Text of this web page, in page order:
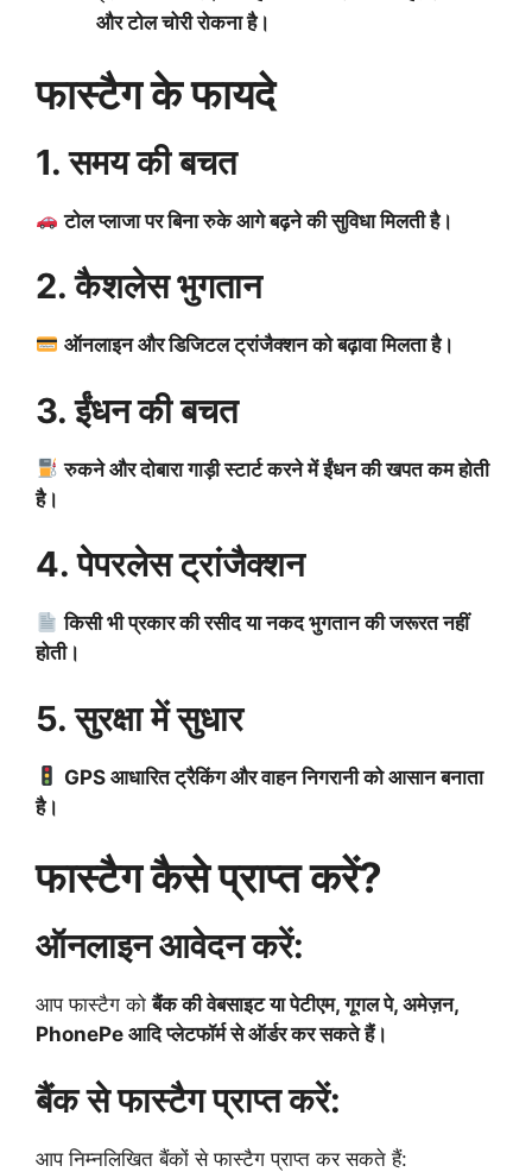
और टोल चोरी रोकना है।
फास्टैग के फायदे
1. समय की बचत
टोल प्लाजा पर बिना रुके आगे बढ़ने की सुविधा मिलती है।
2. कैशलेस भुगतान
ऑनलाइन और डिजिटल ट्रांजैक्शन को बढ़ावा मिलता है।
3. ईंधन की बचत
रुकने और दोबारा गाड़ी स्टार्ट करने में ईंधन की खपत कम होती
है।
4. पेपरलेस ट्रांजैक्शन
किसी भी प्रकार की रसीद या नकद भुगतान की जरूरत नहीं
होती।
5. सुरक्षा में सुधार
GPS आधारित ट्रैकिंग और वाहन निगरानी को आसान बनाता
है।
फास्टैग कैसे प्राप्त करें?
ऑनलाइन आवेदन करें:
आप फास्टैग कोबैंक की वेबसाइट या पेटीएम, गूगल पे, अमेज़न,
PhonePe आदि प्लेटफॉर्म से ऑर्डर कर सकते हैं।
बैंक से फास्टैग प्राप्त करें:
आप निम्नलिखित बैंकों से फास्टैग प्राप्त कर सकते हैं: